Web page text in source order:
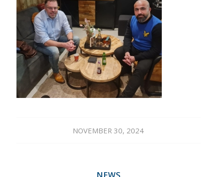
NOVEMBER 30, 2024
NEWS